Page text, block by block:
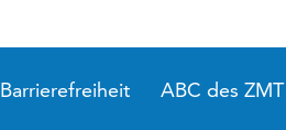
Barrierefreiheit ABC des ZMT